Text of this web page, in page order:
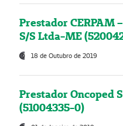
Prestador CERPAM
S/S Ltda-ME
18 de Outubro de 2019
Prestador Oncoped
(51004335-0)